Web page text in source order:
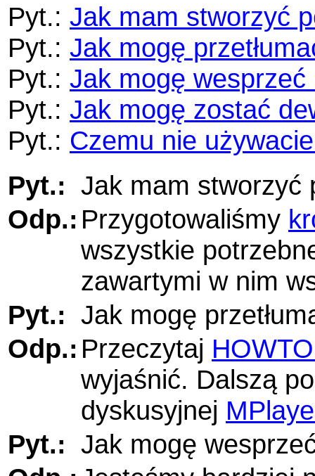
Pyt.: Jak mam stworzyć
Pyt.: Jak mogę
Pyt.: Jak mogę
Pyt.: Jak mogę zostać
Pyt.: Czemu nie
Pyt.: Jak mam stworzyć
Odp.: Przygotowaliśmy
wszystkie
zawartymi w nim
Pyt.: Jak mogę
Odp.: Przeczytaj
wyjaśnić. Dalszą
dyskusyjnej
Pyt.: Jak mogę